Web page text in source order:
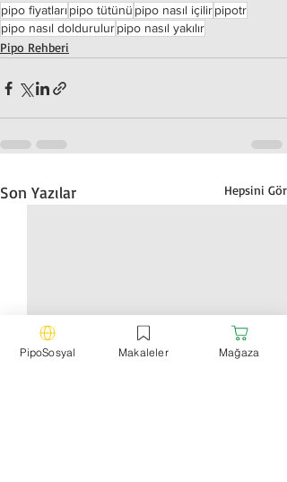
pipo fiyatları pipo tütünü pipo nasıl içilirpipotr
pipo nasıl doldurulurpipo nasıl yakılır
Pipo Rehberi
Son Yazılar Hepsini Gör
PipoSosyal Makaleler Mağaza